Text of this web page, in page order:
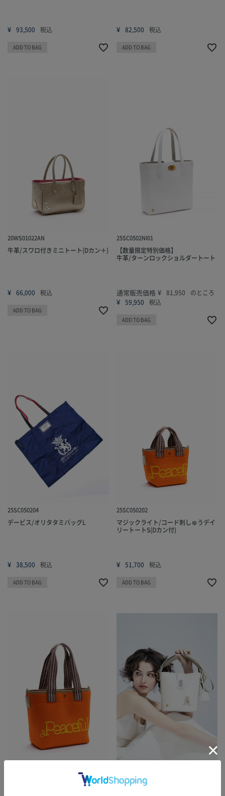
¥ 93,500 税込
ADD TO BAG
¥ 82,500 税込
ADD TO BAG
20WS01022AN
牛革/スワロ付きミニトート(Dカン＋)
¥ 66,000 税込
ADD TO BAG
25SC0502NI01
【数量限定特別価格】
牛革/ターンロックショルダートート
通常販売価格 ¥ 81,950 のところ
¥ 59,950 税込
ADD TO BAG
25SC050204
デービス/オリタタミバッグL
¥ 38,500 税込
ADD TO BAG
25SC050202
マジックライト/コード刺しゅうデイ
リートートS(Dカン付)
¥ 51,700 税込
ADD TO BAG
マジックライト/コード刺しゅうデイ
リバティソフト/アールデコバケット